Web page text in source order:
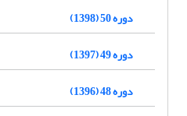
دوره 50 (1398)
دوره 49 (1397)
دوره 48 (1396)